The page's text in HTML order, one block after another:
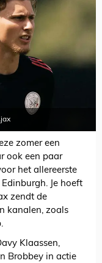
zomer een
ook een paar
het allereerste
Je hoeft
zendt de
kanalen, zoals
Klaassen,
Brobbey in actie